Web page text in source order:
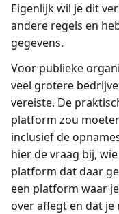
Eigenlijk wil je dit
andere regels en
gegevens.
Voor publieke
veel grotere
vereiste. De
platform zou
inclusief de
hier de vraag bij,
platform dat daar
een platform waar
over aflegt en dat